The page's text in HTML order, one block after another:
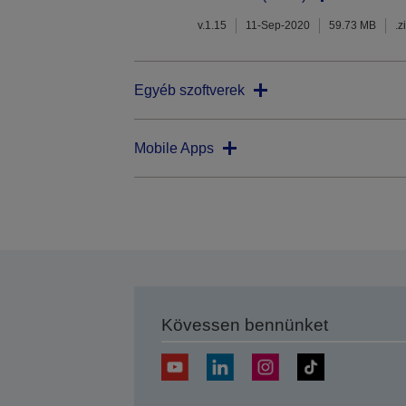
v.1.15 11-Sep-2020 59.73 MB
Egyéb szoftverek
Mobile Apps
Kövessen bennünket